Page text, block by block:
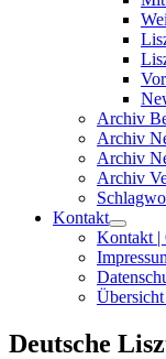
Archiv
Archiv
Archiv
Archiv
Kontakt
Kontakt |
Deutsche